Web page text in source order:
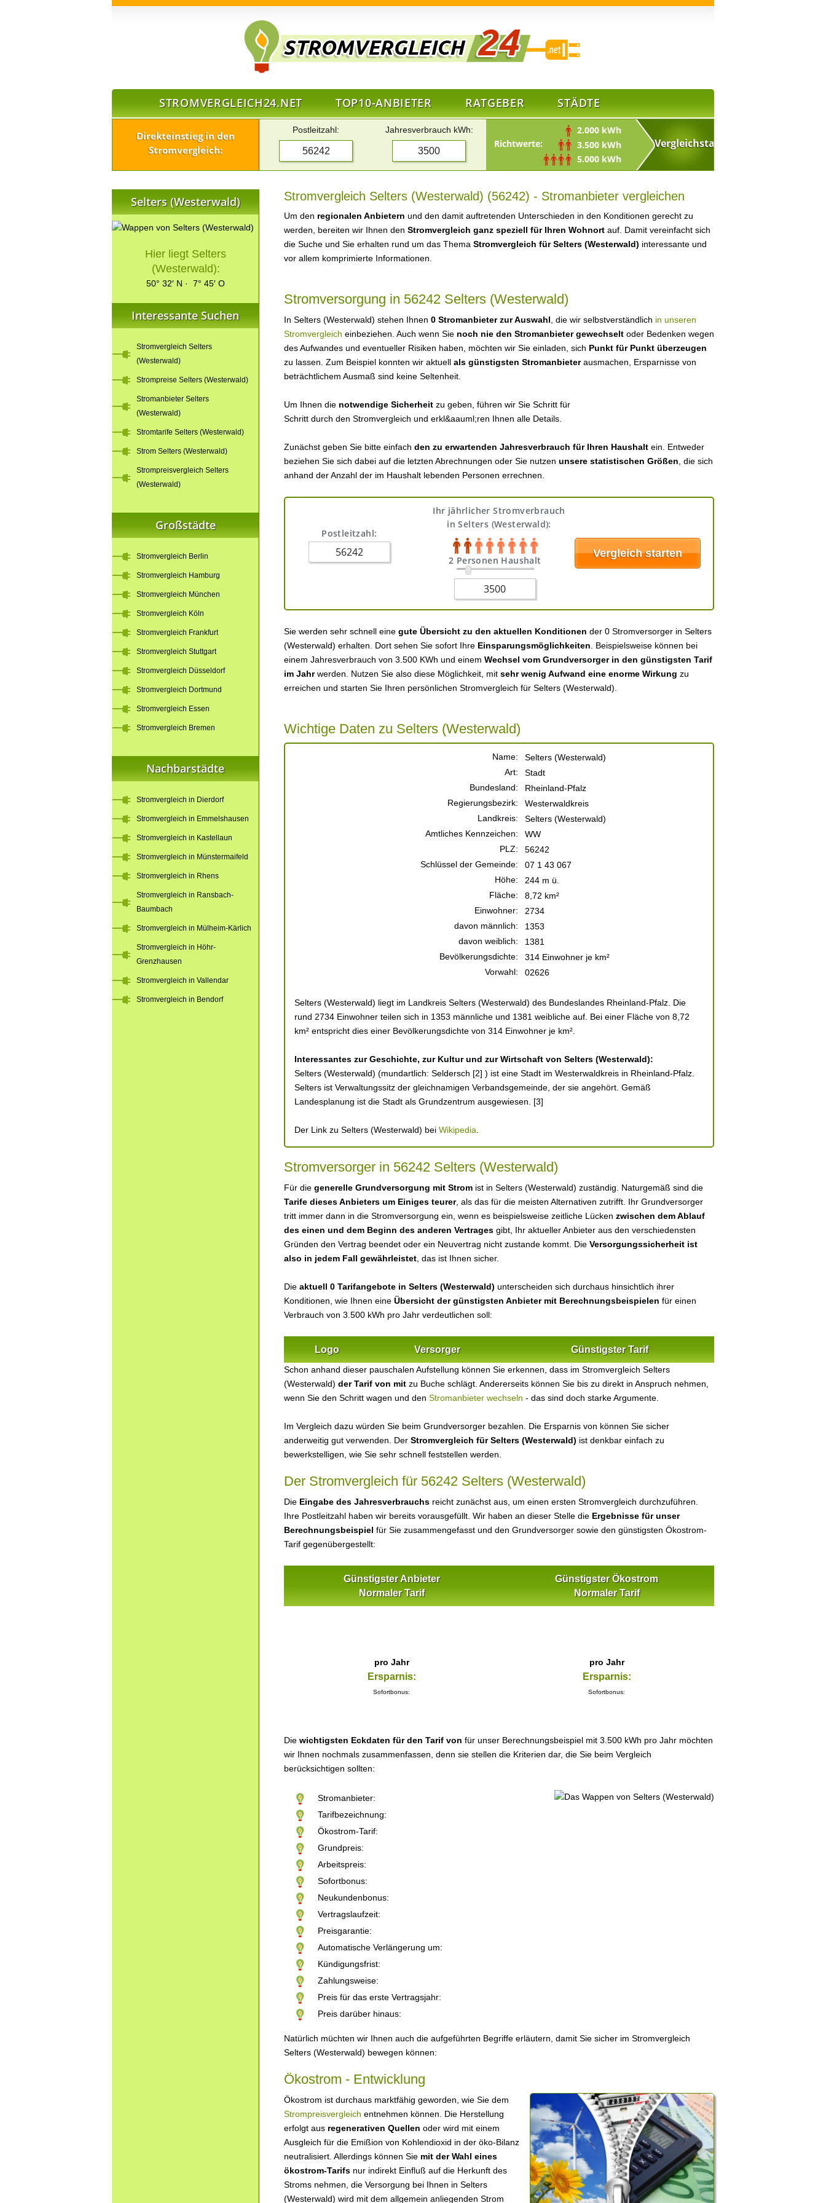
STROMVERGLEICH24.NET TOP10-ANBIETER RATGEBER STÄDTE
Direkteinstieg in den
Stromvergleich:
Postleitzahl: Jahresverbrauch kWh:
Richtwerte:
2.000 kWh
3.500 kWh
5.000 kWh
Stromvergleich Selters (Westerwald) (56242) - Stromanbieter vergleichen
Um den regionalen Anbietern und den damit auftretenden Unterschieden in den Konditionen gerecht zu
werden, bereiten wir Ihnen den Stromvergleich ganz speziell für Ihren Wohnort auf. Damit vereinfacht sich
die Suche und Sie erhalten rund um das Thema Stromvergleich für Selters (Westerwald) interessante und
vor allem komprimierte Informationen.
Stromversorgung in 56242 Selters (Westerwald)
In Selters (Westerwald) stehen Ihnen 0 Stromanbieter zur Auswahl , die wir selbstverständlich in unseren
Stromvergleich einbeziehen. Auch wenn Sie noch nie den Stromanbieter gewechselt oder Bedenken wegen
des Aufwandes und eventueller Risiken haben, möchten wir Sie einladen, sich Punkt für Punkt überzeugen
zu lassen. Zum Beispiel konnten wir aktuell als günstigsten Stromanbieterausmachen, Ersparnisse von
beträchtlichem Ausmaß sind keine Seltenheit.
Um Ihnen die notwendige Sicherheit zu geben, führen wir Sie Schritt für
Schritt durch den Stromvergleich und erkl&aauml;ren Ihnen alle Details.
Zunächst geben Sie bitte einfach den zu erwartenden Jahresverbrauch für Ihren Haushalt ein. Entweder
beziehen Sie sich dabei auf die letzten Abrechnungen oder Sie nutzen unsere statistischen Größen , die sich
anhand der Anzahl der im Haushalt lebenden Personen errechnen.
Postleitzahl:
Ihr jährlicher Stromverbrauch
in Selters (Westerwald):
2 Personen Haushalt
Sie werden sehr schnell eine gute Übersicht zu den aktuellen Konditionen der 0 Stromversorger in Selters
(Westerwald) erhalten. Dort sehen Sie sofort Ihre Einsparungsmöglichkeiten . Beispielsweise können bei
einem Jahresverbrauch von 3.500 KWh und einem Wechsel vom Grundversorger in den günstigsten Tarif
im Jahrwerden. Nutzen Sie also diese Möglichkeit, mit sehr wenig Aufwand eine enorme Wirkung zu
erreichen und starten Sie Ihren persönlichen Stromvergleich für Selters (Westerwald).
Wichtige Daten zu Selters (Westerwald)
Name:
Selters (Westerwald)
Art:
Stadt
Bundesland:
Rheinland-Pfalz
Regierungsbezirk:
Westerwaldkreis
Landkreis:
Selters (Westerwald)
Amtliches Kennzeichen:
WW
PLZ:
56242
Schlüssel der Gemeinde:
07 1 43 067
Höhe:
244 m ü.
Fläche:
8,72 km²
Einwohner:
2734
davon männlich:
1353
davon weiblich:
1381
Bevölkerungsdichte:
314 Einwohner je km²
Vorwahl:
02626
Selters (Westerwald) liegt im Landkreis Selters (Westerwald) des Bundeslandes Rheinland-Pfalz. Die
rund 2734 Einwohner teilen sich in 1353 männliche und 1381 weibliche auf. Bei einer Fläche von 8,72
km² entspricht dies einer Bevölkerungsdichte von 314 Einwohner je km².
Interessantes zur Geschichte, zur Kultur und zur Wirtschaft von Selters (Westerwald):
Selters (Westerwald) (mundartlich: Seldersch [2] ) ist eine Stadt im Westerwaldkreis in Rheinland-Pfalz.
Selters ist Verwaltungssitz der gleichnamigen Verbandsgemeinde, der sie angehört. Gemäß
Landesplanung ist die Stadt als Grundzentrum ausgewiesen. [3]
Der Link zu Selters (Westerwald) bei Wikipedia
Stromversorger in 56242 Selters (Westerwald)
Für die generelle Grundversorgung mit Strom ist in Selters (Westerwald) zuständig. Naturgemäß sind die
Tarife dieses Anbieters um Einiges teurer, als das für die meisten Alternativen zutrifft. Ihr Grundversorger
tritt immer dann in die Stromversorgung ein, wenn es beispielsweise zeitliche Lücken zwischen dem Ablauf
des einen und dem Beginn des anderen Vertrages gibt, Ihr aktueller Anbieter aus den verschiedensten
Gründen den Vertrag beendet oder ein Neuvertrag nicht zustande kommt. Die Versorgungssicherheit ist
also in jedem Fall gewährleistet , das ist Ihnen sicher.
Die aktuell 0 Tarifangebote in Selters (Westerwald) unterscheiden sich durchaus hinsichtlich ihrer
Konditionen, wie Ihnen eine Übersicht der günstigsten Anbieter mit Berechnungsbeispielen für einen
Verbrauch von 3.500 kWh pro Jahr verdeutlichen soll:
Logo Versorger Günstigster Tarif
Schon anhand dieser pauschalen Aufstellung können Sie erkennen, dass im Stromvergleich Selters
(Westerwald) der Tarif von mit zu Buche schlägt. Andererseits können Sie bis zu direkt in Anspruch nehmen,
wenn Sie den Schritt wagen und den Stromanbieter wechseln - das sind doch starke Argumente.
Im Vergleich dazu würden Sie beim Grundversorger bezahlen. Die Ersparnis von können Sie sicher
anderweitig gut verwenden. Der Stromvergleich für Selters (Westerwald) ist denkbar einfach zu
bewerkstelligen, wie Sie sehr schnell feststellen werden.
Der Stromvergleich für 56242 Selters (Westerwald)
Die Eingabe des Jahresverbrauchs reicht zunächst aus, um einen ersten Stromvergleich durchzuführen.
Ihre Postleitzahl haben wir bereits vorausgefüllt. Wir haben an dieser Stelle die Ergebnisse für unser
Berechnungsbeispiel für Sie zusammengefasst und den Grundversorger sowie den günstigsten Ökostrom-
Tarif gegenübergestellt:
Günstigster Anbieter
Normaler Tarif
Günstigster Ökostrom
Normaler Tarif
pro Jahr
Ersparnis:
Sofortbonus:
pro Jahr
Ersparnis:
Sofortbonus:
Die wichtigsten Eckdaten für den Tarif von für unser Berechnungsbeispiel mit 3.500 kWh pro Jahr möchten
wir Ihnen nochmals zusammenfassen, denn sie stellen die Kriterien dar, die Sie beim Vergleich
berücksichtigen sollten:
Stromanbieter:
Tarifbezeichnung:
Ökostrom-Tarif:
Grundpreis:
Arbeitspreis:
Sofortbonus:
Neukundenbonus:
Vertragslaufzeit:
Preisgarantie:
Automatische Verlängerung um:
Kündigungsfrist:
Zahlungsweise:
Preis für das erste Vertragsjahr:
Preis darüber hinaus:
Natürlich müchten wir Ihnen auch die aufgeführten Begriffe erläutern, damit Sie sicher im Stromvergleich
Selters (Westerwald) bewegen können:
Ökostrom - Entwicklung
Ökostrom ist durchaus marktfähig geworden, wie Sie dem
Strompreisvergleich entnehmen können. Die Herstellung
erfolgt aus regenerativen Quellen oder wird mit einem
Ausgleich für die Emißion von Kohlendioxid in der öko-Bilanz
neutralisiert. Allerdings können Sie mit der Wahl eines
ökostrom-Tarifs nur indirekt Einfluß auf die Herkunft des
Stroms nehmen, die Versorgung bei Ihnen in Selters
(Westerwald) wird mit dem allgemein anliegenden Strom
Selters (Westerwald)
Hier liegt Selters
(Westerwald):
50° 32′ N · 7° 45′ O
Interessante Suchen
Stromvergleich Selters
(Westerwald)
Strompreise Selters (Westerwald)
Stromanbieter Selters
(Westerwald)
Stromtarife Selters (Westerwald)
Strom Selters (Westerwald)
Strompreisvergleich Selters
(Westerwald)
Großstädte
Stromvergleich Berlin
Stromvergleich Hamburg
Stromvergleich München
Stromvergleich Köln
Stromvergleich Frankfurt
Stromvergleich Stuttgart
Stromvergleich Düsseldorf
Stromvergleich Dortmund
Stromvergleich Essen
Stromvergleich Bremen
Nachbarstädte
Stromvergleich in Dierdorf
Stromvergleich in Emmelshausen
Stromvergleich in Kastellaun
Stromvergleich in Münstermaifeld
Stromvergleich in Rhens
Stromvergleich in Ransbach-
Baumbach
Stromvergleich in Mülheim-Kärlich
Stromvergleich in Höhr-
Grenzhausen
Stromvergleich in Vallendar
Stromvergleich in Bendorf